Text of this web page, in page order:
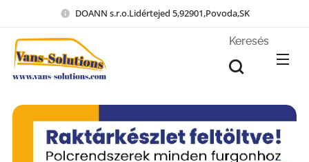
DOANN s.r.o.Lidértejed 5,92901,Povoda,SK
Keresés